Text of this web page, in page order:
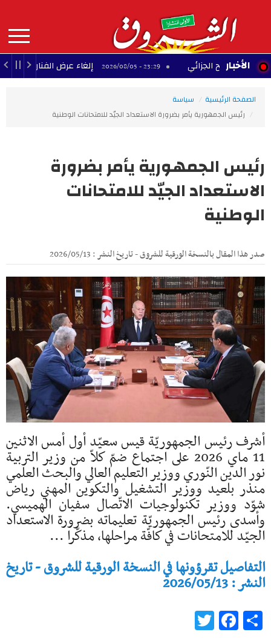
contenu
principal
MAIN
NAVIGATION الأخبار
للصّلح الجزائي 23:29 - 2026/08/05 إلغاء عرض الفنان بودشار
الصفحة الرئيسية
سياسة
رئيس الجمهورية يأمر بضرورة الاستعداد الجيّد للامتحانات الوطنية
رئيس الجمهورية يأمر بضرورة
الاستعداد الجيّد للامتحانات
الوطنية
صدر هذا المقال بالنسخة الورقية للشروق - تاريخ النشر : 2026/05/13
أشرف رئيس الجمهوريّة قيس سعيّد أول أمس الاثنين
11 ماي 2026 على اجتماع ضمّ كلاّ من وزير التربية
نور الدين النّوري ووزير التعليم العالي والبحث العلمي
منذر بلعيد ووزير التشغيل والتكوين المهني رياض
شوّد ووزير تكنولوجيات الاتّصال سفيان الهميسي.
وأسدى رئيس الجمهوريّة تعليماته بضرورة الاستعداد
الجيّد للامتحانات في كافّة مراحلها، مذكّرا ...
التفاصيل تقرؤونها في النسخة الورقية للشروق - تاريخ
النشر : 2026/05/13
Share
Facebook